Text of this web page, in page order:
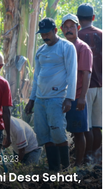
Desa Sehat,